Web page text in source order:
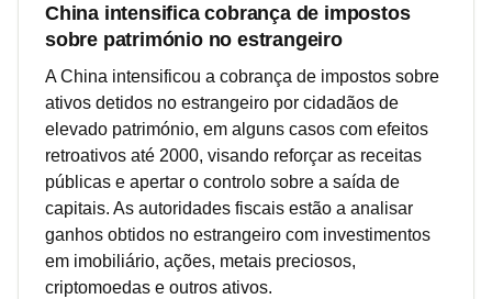
China intensifica cobrança de impostos
sobre património no estrangeiro
A China intensificou a cobrança de impostos sobre
ativos detidos no estrangeiro por cidadãos de
elevado património, em alguns casos com efeitos
retroativos até 2000, visando reforçar as receitas
públicas e apertar o controlo sobre a saída de
capitais. As autoridades fiscais estão a analisar
ganhos obtidos no estrangeiro com investimentos
em imobiliário, ações, metais preciosos,
criptomoedas e outros ativos.